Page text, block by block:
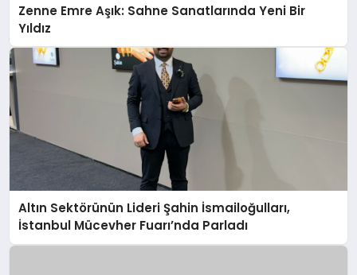
Zenne Emre Aşık: Sahne Sanatlarında Yeni Bir
Yıldız
Altın Sektörünün Lideri Şahin İsmailoğulları,
İstanbul Mücevher Fuarı’nda Parladı ￼